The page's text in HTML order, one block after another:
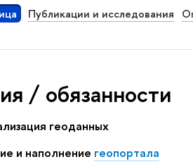
Публикации и исследования
/ обязанности
геоданных
и наполнение геопортала